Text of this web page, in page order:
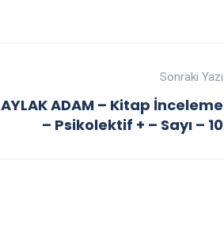
Sonraki Yazı
AYLAK ADAM – Kitap İnceleme
– Psikolektif + – Sayı – 10